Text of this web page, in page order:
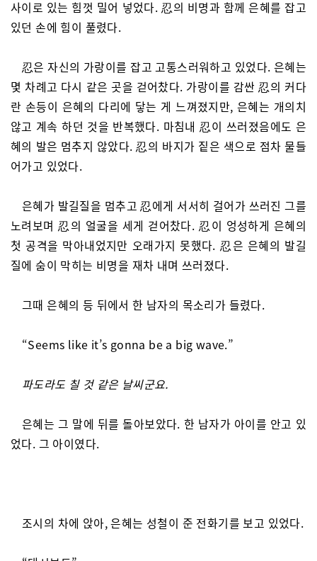
사이로 있는 힘껏 밀어 넣었다. 忍의 비명과 함께 은혜를 잡고
있던 손에 힘이 풀렸다.
忍은 자신의 가랑이를 잡고 고통스러워하고 있었다. 은혜는
몇 차례고 다시 같은 곳을 걷어찼다. 가랑이를 감싼 忍의 커다
란 손등이 은혜의 다리에 닿는 게 느껴졌지만, 은혜는 개의치
않고 계속 하던 것을 반복했다. 마침내 忍이 쓰러졌음에도 은
혜의 발은 멈추지 않았다. 忍의 바지가 짙은 색으로 점차 물들
어가고 있었다.
은혜가 발길질을 멈추고 忍에게 서서히 걸어가 쓰러진 그를
노려보며 忍의 얼굴을 세게 걷어찼다. 忍이 엉성하게 은혜의
첫 공격을 막아내었지만 오래가지 못했다. 忍은 은혜의 발길
질에 숨이 막히는 비명을 재차 내며 쓰러졌다.
그때 은혜의 등 뒤에서 한 남자의 목소리가 들렸다.
“Seems like it’s gonna be a big wave.”
파도라도 칠 것 같은 날씨군요.
은혜는 그 말에 뒤를 돌아보았다. 한 남자가 아이를 안고 있
었다. 그 아이였다.
조시의 차에 앉아, 은혜는 성철이 준 전화기를 보고 있었다.